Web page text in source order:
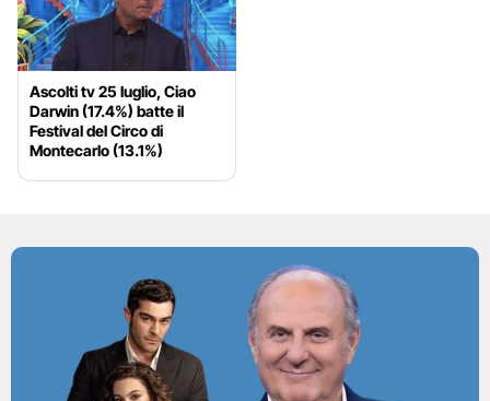
Ascolti tv 25 luglio, Ciao
Darwin (17.4%) batte il
Festival del Circo di
Montecarlo (13.1%)